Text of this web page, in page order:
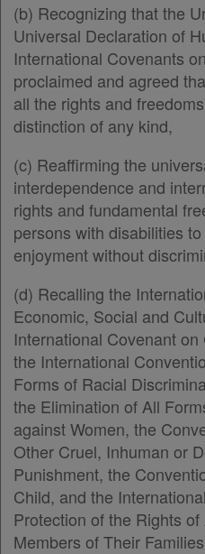
Παρ.1
Παρ.2
Άρθρο 15 [-]
Παρ.1
Παρ.2
Άρθρο 16 [-]
Παρ.1
Παρ.2
Παρ.3
Παρ.4
Παρ.5
Άρθρο 17
Άρθρο 18 [-]
Παρ.1
Παρ.2
Άρθρο 19
Άρθρο 20
Άρθρο 21
Άρθρο 22 [-]
Παρ.1
Παρ.2
Άρθρο 23 [-]
Παρ.1
Παρ.2
(b) Recognizing that the
Universal Declaration of
International Covenants
proclaimed and agreed
all the rights and
distinction of any kind,
(c) Reaffirming the
interdependence and
rights and fundamental
persons with disabilities
enjoyment without
(d) Recalling the
Economic, Social and
International Covenant
the International
Forms of Racial
the Elimination of All
against Women, the
Other Cruel, Inhuman or
Punishment, the
Child, and the
Protection of the Rights
Members of Their